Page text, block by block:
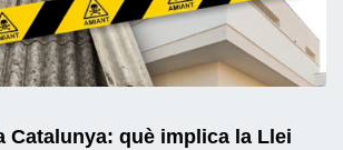
Catalunya: què implica la Llei